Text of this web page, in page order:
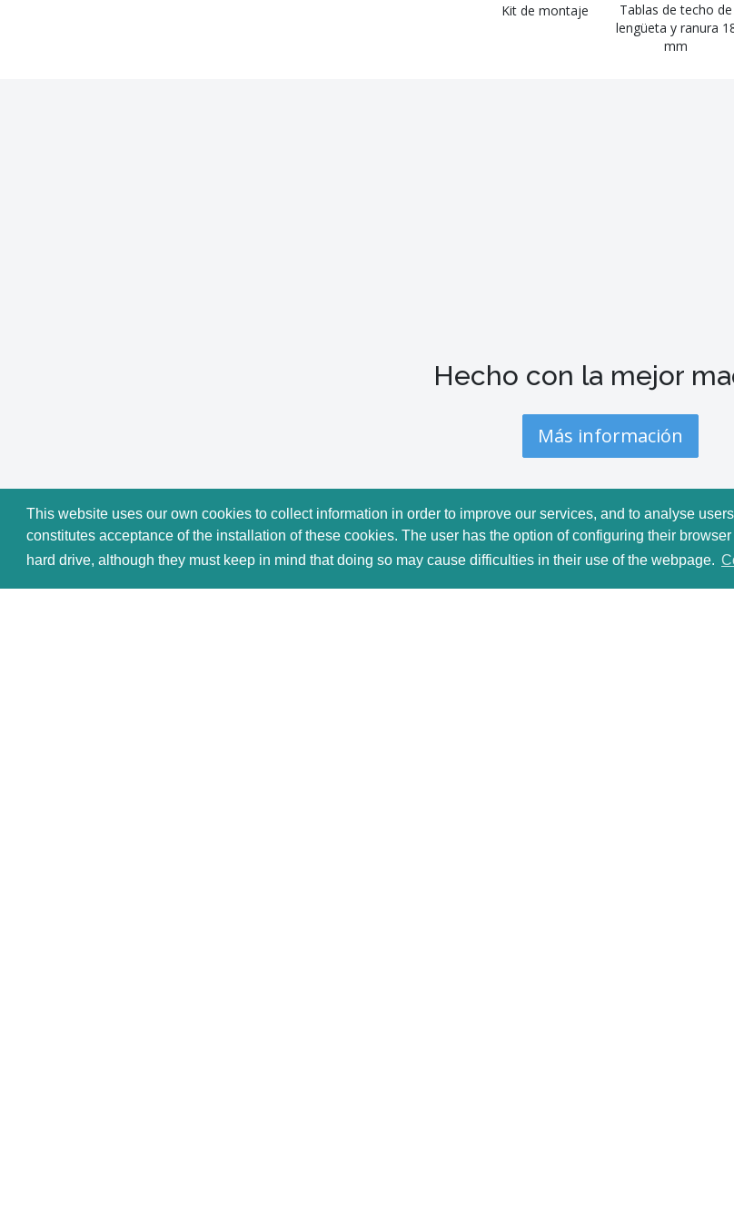
This website uses our own cookies to collect information in order to improve our services, and to analyse
constitutes acceptance of the installation of these cookies. The user has the option of configuring their
hard drive, although they must keep in mind that doing so may cause difficulties in their use of the webpage.
Kit de montaje
Tablas de techo de
lengüeta y ranura
mm
Hecho con la mejor
Más información